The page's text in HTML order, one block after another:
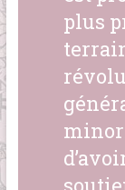
plus